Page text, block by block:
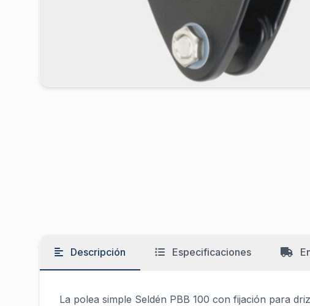
Descripción Especificaciones
La polea simple Seldén PBB 100 con fijación para